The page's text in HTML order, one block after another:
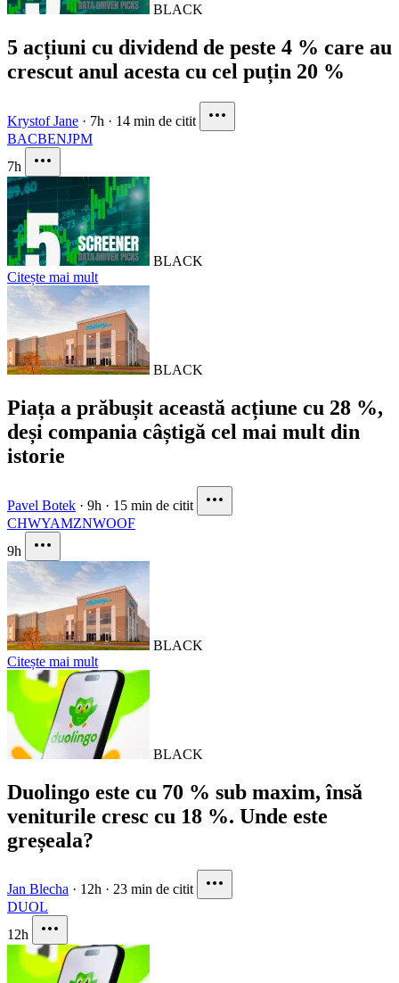
BLACK
5 acțiuni cu dividend de peste 4 % care au
crescut anul acesta cu cel puțin 20 %
Krystof Jane · 7h · 14 min de citit
BACBENJPM
7h
BLACK
Citește mai mult
BLACK
Piața a prăbușit această acțiune cu 28 %,
deși compania câștigă cel mai mult din
istorie
Pavel Botek · 9h · 15 min de citit
CHWYAMZNWOOF
9h
BLACK
Citește mai mult
BLACK
Duolingo este cu 70 % sub maxim, însă
veniturile cresc cu 18 %. Unde este
greșeala?
Jan Blecha · 12h · 23 min de citit
DUOL
12h